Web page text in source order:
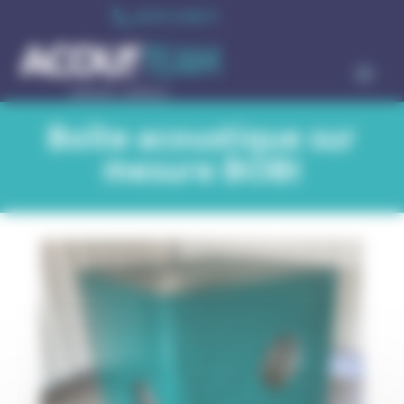
Boîte acoustique sur
mesure BOBI